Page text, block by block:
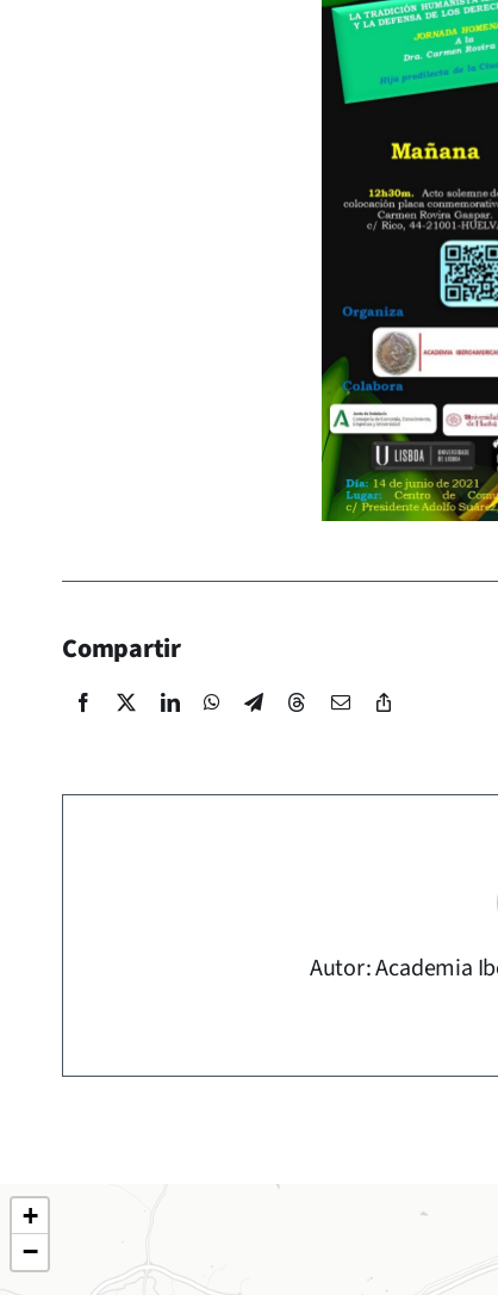
Compartir
Autor: Academia
+
−